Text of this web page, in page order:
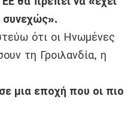
συνεχώς».
ότι οι Ηνωμένες
τη Γροιλανδία, η
μια εποχή που οι πιο